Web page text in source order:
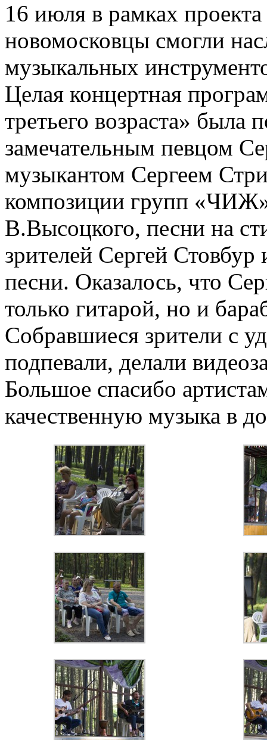
16 июля в рамках
новомосковцы смогли
музыкальных
Целая концертная
третьего возраста» была
замечательным певцом
музыкантом Сергеем
композиции групп
В.Высоцкого, песни на
зрителей Сергей Стовбур
песни. Оказалось, что
только гитарой, но и
Собравшиеся зрители с
подпевали, делали
Большое спасибо
качественную музыка в